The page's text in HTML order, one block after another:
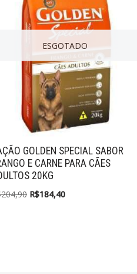
ESGOTADO
GOLDEN SPECIAL SABOR
E CARNE PARA CÃES
20KG
204,90 R$184,40